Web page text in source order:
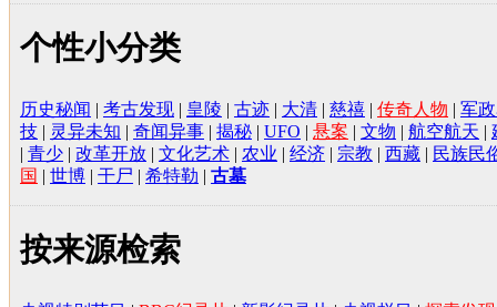
个性小分类
历史秘闻 | 考古发现 | 皇陵 | 古迹 | 大清 | 慈禧 | 传奇人物 | 军
技 | 灵异未知 | 奇闻异事 | 揭秘 | UFO | 悬案 | 文物 | 航空航天 |
| 青少 | 改革开放 | 文化艺术 | 农业 | 经济 | 宗教 | 西藏 | 民族民
国 | 世博 | 干尸 | 希特勒 | 古墓
按来源检索